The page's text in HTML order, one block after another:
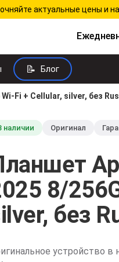
актуальные цены и
Блог
Fi + Cellular, silver, без
наличии Оригинал
8/
без
устройство